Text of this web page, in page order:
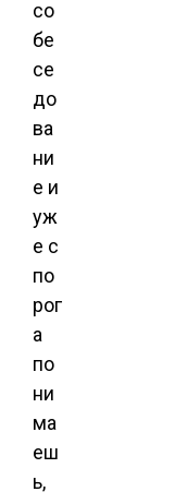
со
бе
се
до
ва
ни
е и
уж
е с
по
рог
а
по
ни
ма
еш
ь,